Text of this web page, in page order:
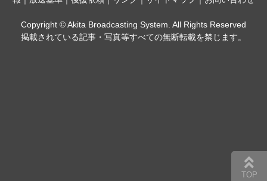
Copyright © Akita Broadcasting System. All Rights Reserved
掲載されている記事・写真等すべての無断転載を禁じます。